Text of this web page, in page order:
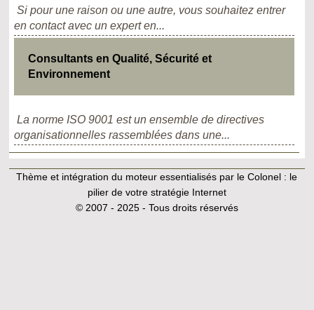
Si pour une raison ou une autre, vous souhaitez entrer
en contact avec un expert en...
Consultants en Qualité, Sécurité et
Environnement
La norme ISO 9001 est un ensemble de directives
organisationnelles rassemblées dans une...
Thème et intégration du moteur essentialisés par le Colonel : le
pilier de votre stratégie Internet
© 2007 - 2025 - Tous droits réservés